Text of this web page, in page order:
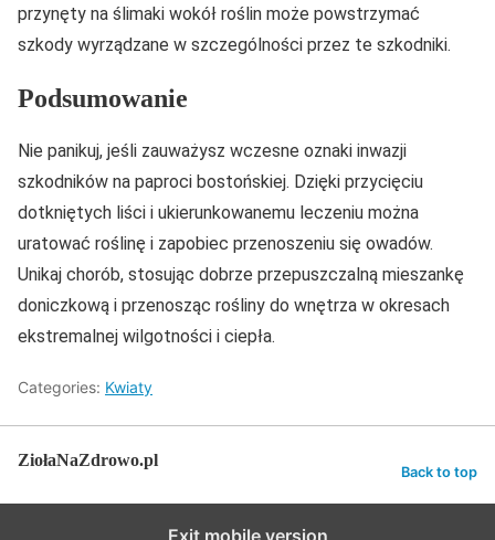
przynęty na ślimaki wokół roślin może powstrzymać
szkody wyrządzane w szczególności przez te szkodniki.
Podsumowanie
Nie panikuj, jeśli zauważysz wczesne oznaki inwazji
szkodników na paproci bostońskiej. Dzięki przycięciu
dotkniętych liści i ukierunkowanemu leczeniu można
uratować roślinę i zapobiec przenoszeniu się owadów.
Unikaj chorób, stosując dobrze przepuszczalną mieszankę
doniczkową i przenosząc rośliny do wnętrza w okresach
ekstremalnej wilgotności i ciepła.
Categories: Kwiaty
ZiołaNaZdrowo.pl
Back to top
Exit mobile version